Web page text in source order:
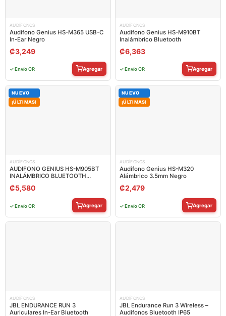
AUDÍFONOS
Audífono Genius HS-M365 USB-C
In-Ear Negro
₡3,249
✓ Envío CR Agregar
AUDÍFONOS
Audífono Genius HS-M910BT
Inalámbrico Bluetooth
₡6,363
✓ Envío CR Agregar
NUEVO
¡ÚLTIMAS!
AUDÍFONOS
AUDIFONO GENIUS HS-M905BT
INALÁMBRICO BLUETOOTH
31710025402
₡5,580
✓ Envío CR Agregar
NUEVO
¡ÚLTIMAS!
AUDÍFONOS
Audífono Genius HS-M320
Alámbrico 3.5mm Negro
₡2,479
✓ Envío CR Agregar
AUDÍFONOS
JBL ENDURANCE RUN 3
Auriculares In-Ear Bluetooth
AUDÍFONOS
JBL Endurance Run 3 Wireless –
Audífonos Bluetooth IP65